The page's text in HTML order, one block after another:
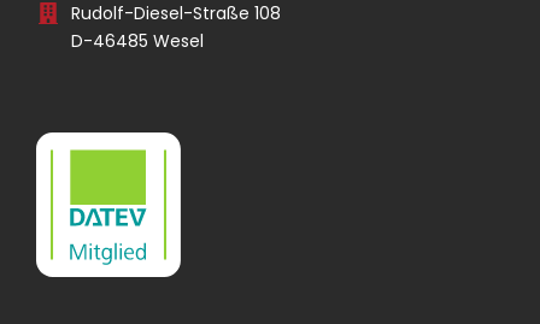
Rudolf-Diesel-Straße 108
D-46485 Wesel